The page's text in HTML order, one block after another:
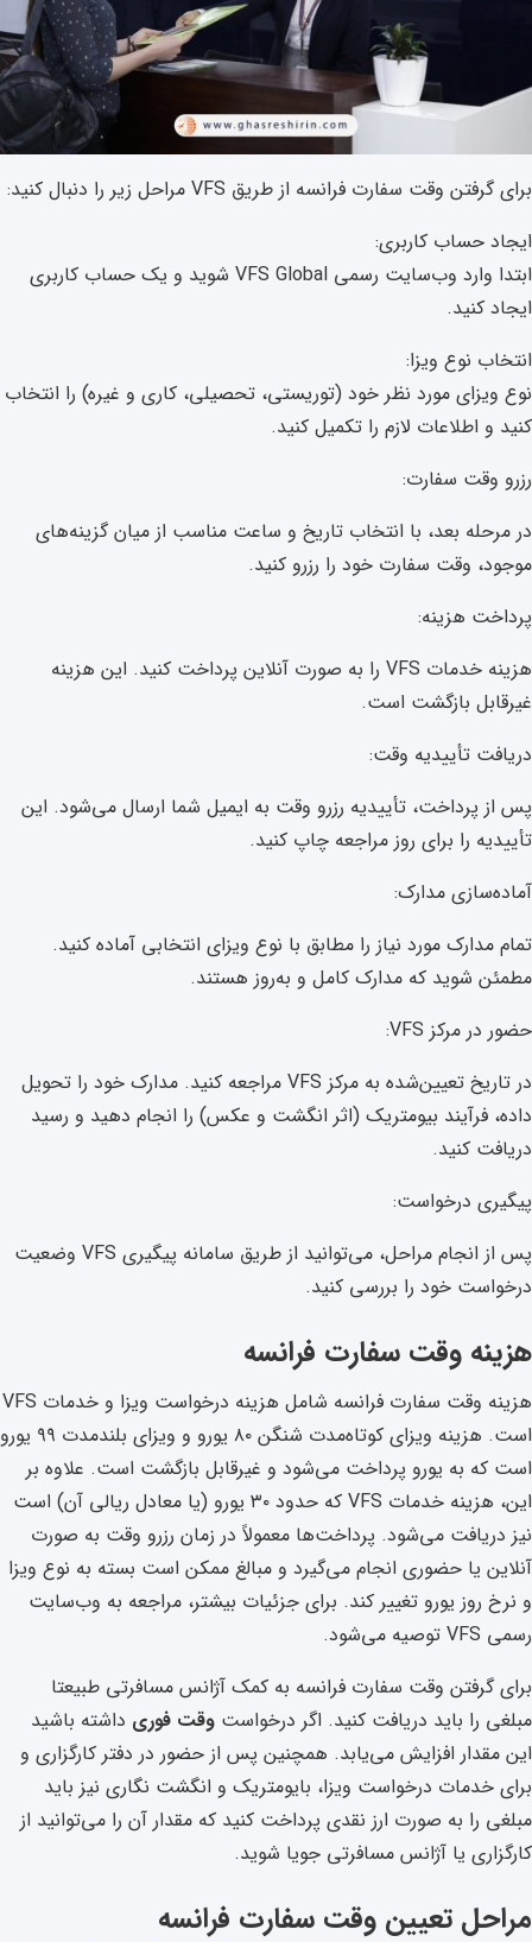
برای گرفتن وقت سفارت فرانسه از طریق VFS مراحل زیر را دنبال کنید:
ایجاد حساب کاربری:
ابتدا وارد وب‌سایت رسمی VFS Global شوید و یک حساب کاربری
ایجاد کنید.
انتخاب نوع ویزا:
نوع ویزای مورد نظر خود (توریستی، تحصیلی، کاری و غیره) را انتخاب
کنید و اطلاعات لازم را تکمیل کنید.
رزرو وقت سفارت:
در مرحله بعد، با انتخاب تاریخ و ساعت مناسب از میان گزینه‌های
موجود، وقت سفارت خود را رزرو کنید.
پرداخت هزینه:
هزینه خدمات VFS را به صورت آنلاین پرداخت کنید. این هزینه
غیرقابل بازگشت است.
دریافت تأییدیه وقت:
پس از پرداخت، تأییدیه رزرو وقت به ایمیل شما ارسال می‌شود. این
تأییدیه را برای روز مراجعه چاپ کنید.
آماده‌سازی مدارک:
تمام مدارک مورد نیاز را مطابق با نوع ویزای انتخابی آماده کنید.
مطمئن شوید که مدارک کامل و به‌روز هستند.
حضور در مرکز VFS:
در تاریخ تعیین‌شده به مرکز VFS مراجعه کنید. مدارک خود را تحویل
داده، فرآیند بیومتریک (اثر انگشت و عکس) را انجام دهید و رسید
دریافت کنید.
پیگیری درخواست:
پس از انجام مراحل، می‌توانید از طریق سامانه پیگیری VFS وضعیت
درخواست خود را بررسی کنید.
هزینه وقت سفارت فرانسه
هزینه وقت سفارت فرانسه شامل هزینه درخواست ویزا و خدمات VFS
است. هزینه ویزای کوتاه‌مدت شنگن ۸۰ یورو و ویزای بلندمدت ۹۹ یورو
است که به یورو پرداخت می‌شود و غیرقابل بازگشت است. علاوه بر
این، هزینه خدمات VFS که حدود ۳۰ یورو (یا معادل ریالی آن) است
نیز دریافت می‌شود. پرداخت‌ها معمولاً در زمان رزرو وقت به صورت
آنلاین یا حضوری انجام می‌گیرد و مبالغ ممکن است بسته به نوع ویزا
و نرخ روز یورو تغییر کند. برای جزئیات بیشتر، مراجعه به وب‌سایت
رسمی VFS توصیه می‌شود.
برای گرفتن وقت سفارت فرانسه به کمک آژانس مسافرتی طبیعتا
مبلغی را باید دریافت کنید. اگر درخواست وقت فوری داشته باشید
این مقدار افزایش می‌یابد. همچنین پس از حضور در دفتر کارگزاری و
برای خدمات درخواست ویزا، بایومتریک و انگشت نگاری نیز باید
مبلغی را به صورت ارز نقدی پرداخت کنید که مقدار آن را می‌توانید از
کارگزاری یا آژانس مسافرتی جویا شوید.
مراحل تعیین وقت سفارت فرانسه